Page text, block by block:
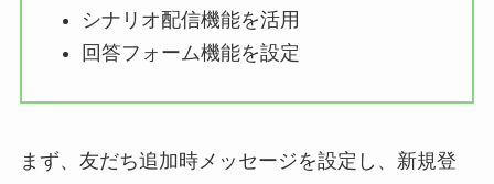
シナリオ配信機能を活用
回答フォーム機能を設定
まず、友だち追加時メッセージを設定し、新規登